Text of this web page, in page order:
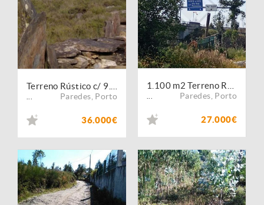
Paredes Porto
36.000€
Paredes Porto
27.000€